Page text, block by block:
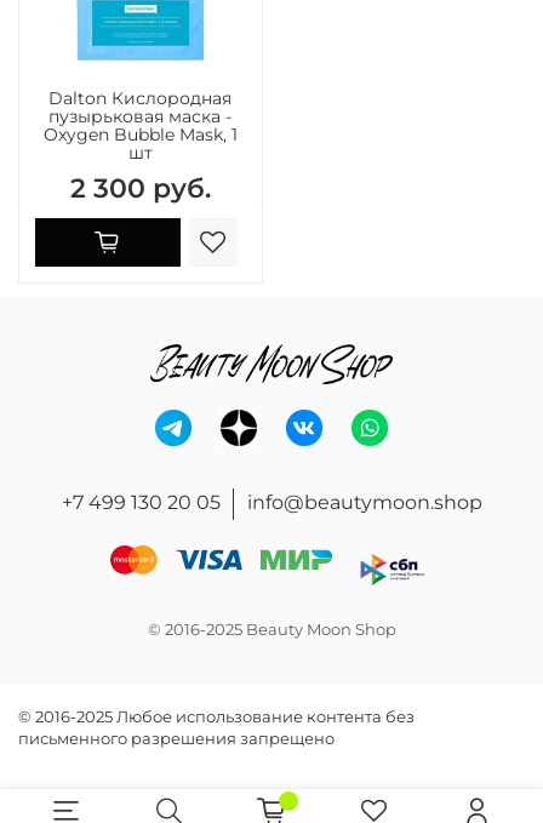
Dalton Кислородная
пузырьковая маска -
Oxygen Bubble Mask, 1
шт
2 300 руб.
+7 499 130 20 05 info@beautymoon.shop
© 2016-2025 Beauty Moon Shop
© 2016-2025 Любое использование контента без
письменного разрешения запрещено